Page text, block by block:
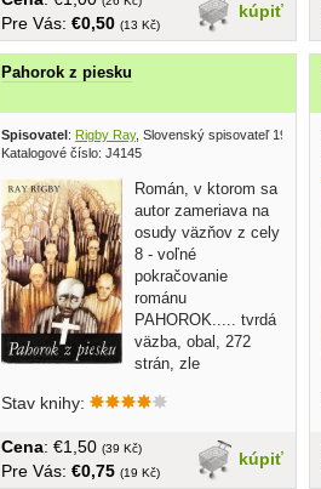
kúpiť
Pre Vás: €0,50 (13 Kč)
Pahorok z piesku
Spisovatel: Rigby Ray, Slovenský spisovateľ 1991
Katalogové číslo: J4145
Román, v ktorom sa
autor zameriava na
osudy väzňov z cely
8 - voľné
pokračovanie
románu
PAHOROK..... tvrdá
väzba, obal, 272
strán, zle
Stav knihy:
kúpiť
Cena: €1,50 (39 Kč)
Pre Vás: €0,75 (19 Kč)